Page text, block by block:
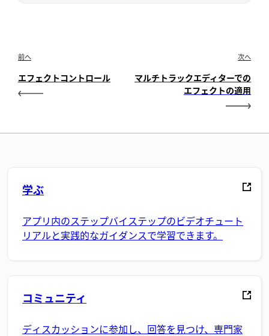
前へ
エフェクトコントロール
次へ
マルチトラックエディターでの
エフェクトの適用
学ぶ
アプリ内のステップバイステップのビデオチュート
リアルと実践的なガイダンスで学習できます。
コミュニティ
ディスカッションに参加し、回答を見つけ、専門家